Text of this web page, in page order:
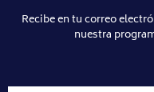
Recibe en tu correo
nuestra